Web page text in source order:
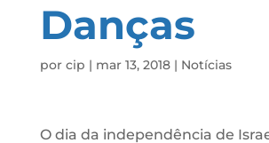
Danças
por cip | mar 13, 2018| Notícias
O dia da independência de